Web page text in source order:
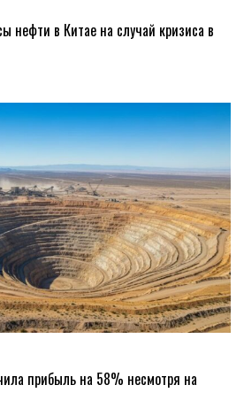
нефти в Китае на случай кризиса в
прибыль на 58% несмотря на